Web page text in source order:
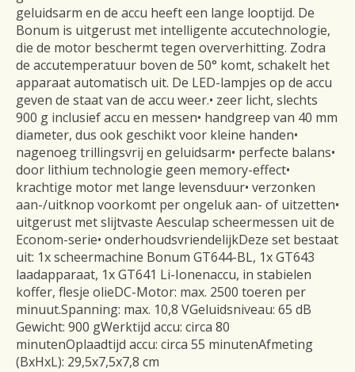
geluidsarm en de accu heeft een lange looptijd. De
Bonum is uitgerust met intelligente accutechnologie,
die de motor beschermt tegen oververhitting. Zodra
de accutemperatuur boven de 50° komt, schakelt het
apparaat automatisch uit. De LED-lampjes op de accu
geven de staat van de accu weer.• zeer licht, slechts
900 g inclusief accu en messen• handgreep van 40 mm
diameter, dus ook geschikt voor kleine handen•
nagenoeg trillingsvrij en geluidsarm• perfecte balans•
door lithium technologie geen memory-effect•
krachtige motor met lange levensduur• verzonken
aan-/uitknop voorkomt per ongeluk aan- of uitzetten•
uitgerust met slijtvaste Aesculap scheermessen uit de
Econom-serie• onderhoudsvriendelijkDeze set bestaat
uit: 1x scheermachine Bonum GT644-BL, 1x GT643
laadapparaat, 1x GT641 Li-Ionenaccu, in stabielen
koffer, flesje olieDC-Motor: max. 2500 toeren per
minuut.Spanning: max. 10,8 VGeluidsniveau: 65 dB
Gewicht: 900 gWerktijd accu: circa 80
minutenOplaadtijd accu: circa 55 minutenAfmeting
(BxHxL): 29,5x7,5x7,8 cm